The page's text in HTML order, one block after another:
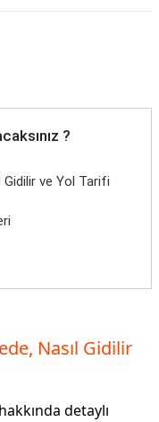
?
Gidilir ve Yol Tarifi
Nasıl Gidilir
hakkında detaylı